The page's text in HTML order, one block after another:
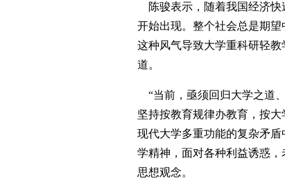
陈骏表示，随着我国经济快
开始出现。整个社会总是期
这种风气导致大学重科研轻
道。
“当前，亟须回归大学之道
坚持按教育规律办教育，按
现代大学多重功能的复杂矛
学精神，面对各种利益诱惑
思想观念。